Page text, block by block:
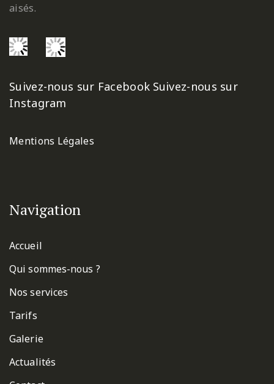
aisés.
Suivez-nous sur Facebook Suivez-nous sur
Instagram
Mentions Légales
Navigation
Accueil
Qui sommes-nous ?
Nos services
Tarifs
Galerie
Actualités